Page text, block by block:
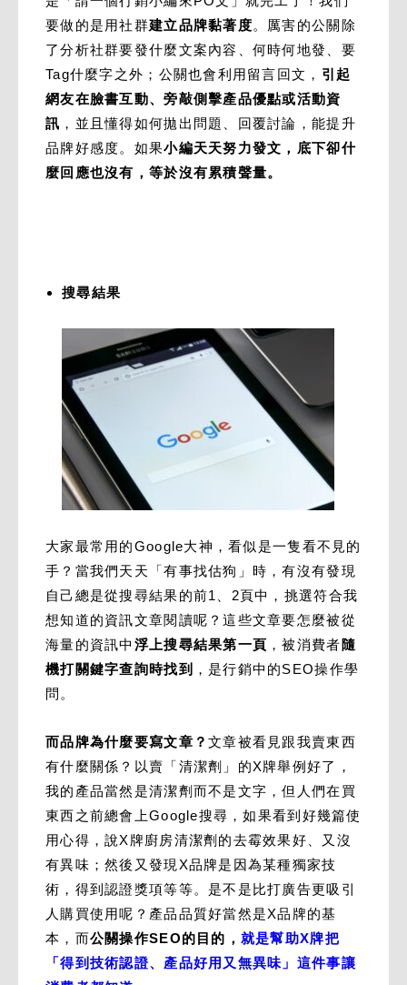
要做的是用社群建立品牌黏著度。厲害的公關除
了分析社群要發什麼文案內容、何時何地發、要
Tag什麼字之外；公關也會利用留言回文， 引起
網友在臉書互動、旁敲側擊產品優點或活動資
訊 ，並且懂得如何拋出問題、回覆討論，能提升
品牌好感度。如果小編天天努力發文，底下卻什
麼回應也沒有，等於沒有累積聲量。
搜尋結果
大家最常用的Google大神，看似是一隻看不見的
手？當我們天天「有事找估狗」時，有沒有發現
自己總是從搜尋結果的前1、2頁中，挑選符合我
想知道的資訊文章閱讀呢？這些文章要怎麼被從
海量的資訊中 浮上搜尋結果第一頁 ，被消費者 隨
機打關鍵字查詢時找到 ，是行銷中的SEO操作學
問。
而品牌為什麼要寫文章？文章被看見跟我賣東西
有什麼關係？以賣「清潔劑」的X牌舉例好了，
我的產品當然是清潔劑而不是文字，但人們在買
東西之前總會上Google搜尋，如果看到好幾篇使
用心得，說X牌廚房清潔劑的去霉效果好、又沒
有異味；然後又發現X品牌是因為某種獨家技
術，得到認證獎項等等。是不是比打廣告更吸引
人購買使用呢？產品品質好當然是X品牌的基
本，而公關操作SEO的目的， 就是幫助X牌把
「得到技術認證、產品好用又無異味」這件事讓